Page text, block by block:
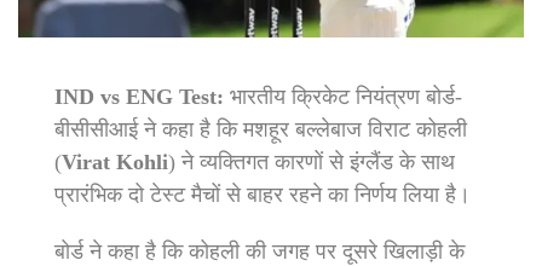
IND vs ENG Test: भारतीय क्रिकेट नियंत्रण बोर्ड-
बीसीसीआई ने कहा है कि मशहूर बल्लेबाज विराट कोहली
(Virat Kohli) ने व्यक्तिगत कारणों से इंग्लैंड के साथ
प्रारंभिक दो टेस्ट मैचों से बाहर रहने का निर्णय लिया है।
बोर्ड ने कहा है कि कोहली की जगह पर दूसरे खिलाड़ी के